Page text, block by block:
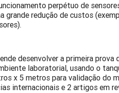
perpétuo de
grande redução de custos
desenvolver a primeira prova
laboratorial, usando o
x 5 metros para validação do
internacionais e 2 artigos em